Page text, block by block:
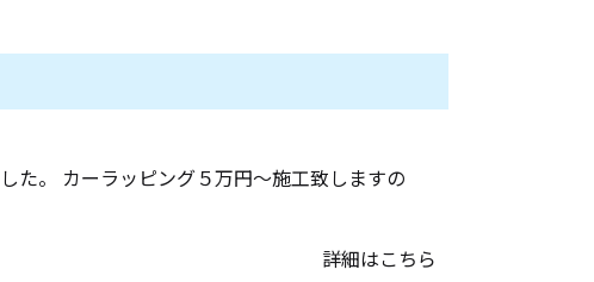
た。 カーラッピング５万円～施工致しますの
詳細はこちら